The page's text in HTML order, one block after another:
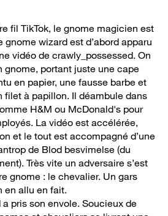
fil TikTok, le gnome magicien est
gnome wizard est d’abord apparu
vidéo de crawly_possessed. On
gnome, portant juste une cape
en papier, une fausse barbe et
filet à papillon. Il déambule dans
H&M ou McDonald's pour
La vidéo est accélérée,
et le tout est accompagné d’une
de Blod besvimelse (du
Très vite un adversaire s’est
gnome : le chevalier. Un gars
en allu en fait.
a pris son envole. Soucieux de